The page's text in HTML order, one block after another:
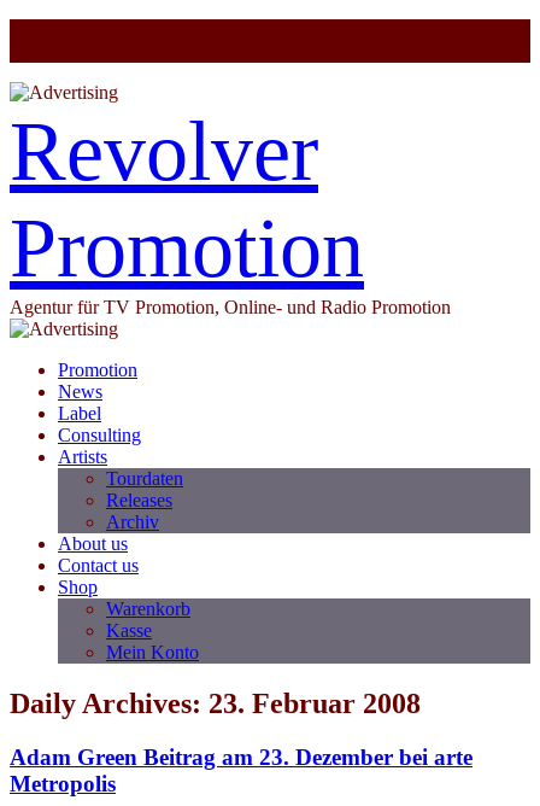
Revolver
Promotion
Agentur für TV Promotion, Online- und Radio Promotion
Promotion
News
Label
Consulting
Artists
Tourdaten
Releases
Archiv
About us
Contact us
Shop
Warenkorb
Kasse
Mein Konto
Daily Archives: 23. Februar 2008
Adam Green Beitrag am 23. Dezember bei arte
Metropolis